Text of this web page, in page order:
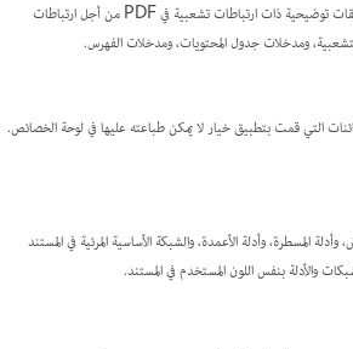
يقوم بإنشاء تعليقات توضيحية ذات ارتباطات تشعبية في PDF من أجل ارتباطات
التي قمت بتطبيق خيار لا يمكن طباعته عليها في لوحة الخصائص.
المسطرة، وأدلة الأعمدة، والشبكة الأساسية المرئية في المستند
والأدلة بنفس اللون المستخدم في المستند.